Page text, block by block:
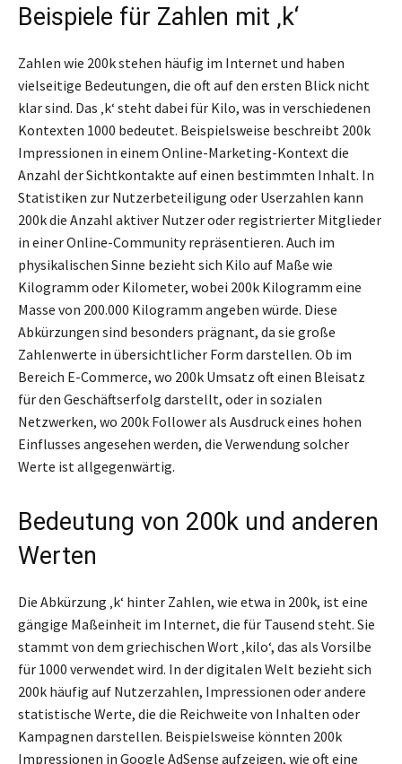
Beispiele für Zahlen mit ‚k‘
Zahlen wie 200k stehen häufig im Internet und haben
vielseitige Bedeutungen, die oft auf den ersten Blick nicht
klar sind. Das ‚k‘ steht dabei für Kilo, was in verschiedenen
Kontexten 1000 bedeutet. Beispielsweise beschreibt 200k
Impressionen in einem Online-Marketing-Kontext die
Anzahl der Sichtkontakte auf einen bestimmten Inhalt. In
Statistiken zur Nutzerbeteiligung oder Userzahlen kann
200k die Anzahl aktiver Nutzer oder registrierter Mitglieder
in einer Online-Community repräsentieren. Auch im
physikalischen Sinne bezieht sich Kilo auf Maße wie
Kilogramm oder Kilometer, wobei 200k Kilogramm eine
Masse von 200.000 Kilogramm angeben würde. Diese
Abkürzungen sind besonders prägnant, da sie große
Zahlenwerte in übersichtlicher Form darstellen. Ob im
Bereich E-Commerce, wo 200k Umsatz oft einen Bleisatz
für den Geschäftserfolg darstellt, oder in sozialen
Netzwerken, wo 200k Follower als Ausdruck eines hohen
Einflusses angesehen werden, die Verwendung solcher
Werte ist allgegenwärtig.
Bedeutung von 200k und anderen
Werten
Die Abkürzung ‚k‘ hinter Zahlen, wie etwa in 200k, ist eine
gängige Maßeinheit im Internet, die für Tausend steht. Sie
stammt von dem griechischen Wort ‚kilo‘, das als Vorsilbe
für 1000 verwendet wird. In der digitalen Welt bezieht sich
200k häufig auf Nutzerzahlen, Impressionen oder andere
statistische Werte, die die Reichweite von Inhalten oder
Kampagnen darstellen. Beispielsweise könnten 200k
Impressionen in Google AdSense aufzeigen, wie oft eine